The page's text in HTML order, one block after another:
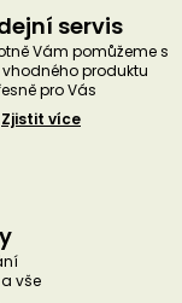
servis
Vám pomůžeme s
produktu
pro Vás
Zjistit více
vše